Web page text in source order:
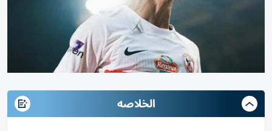
الخلاصه